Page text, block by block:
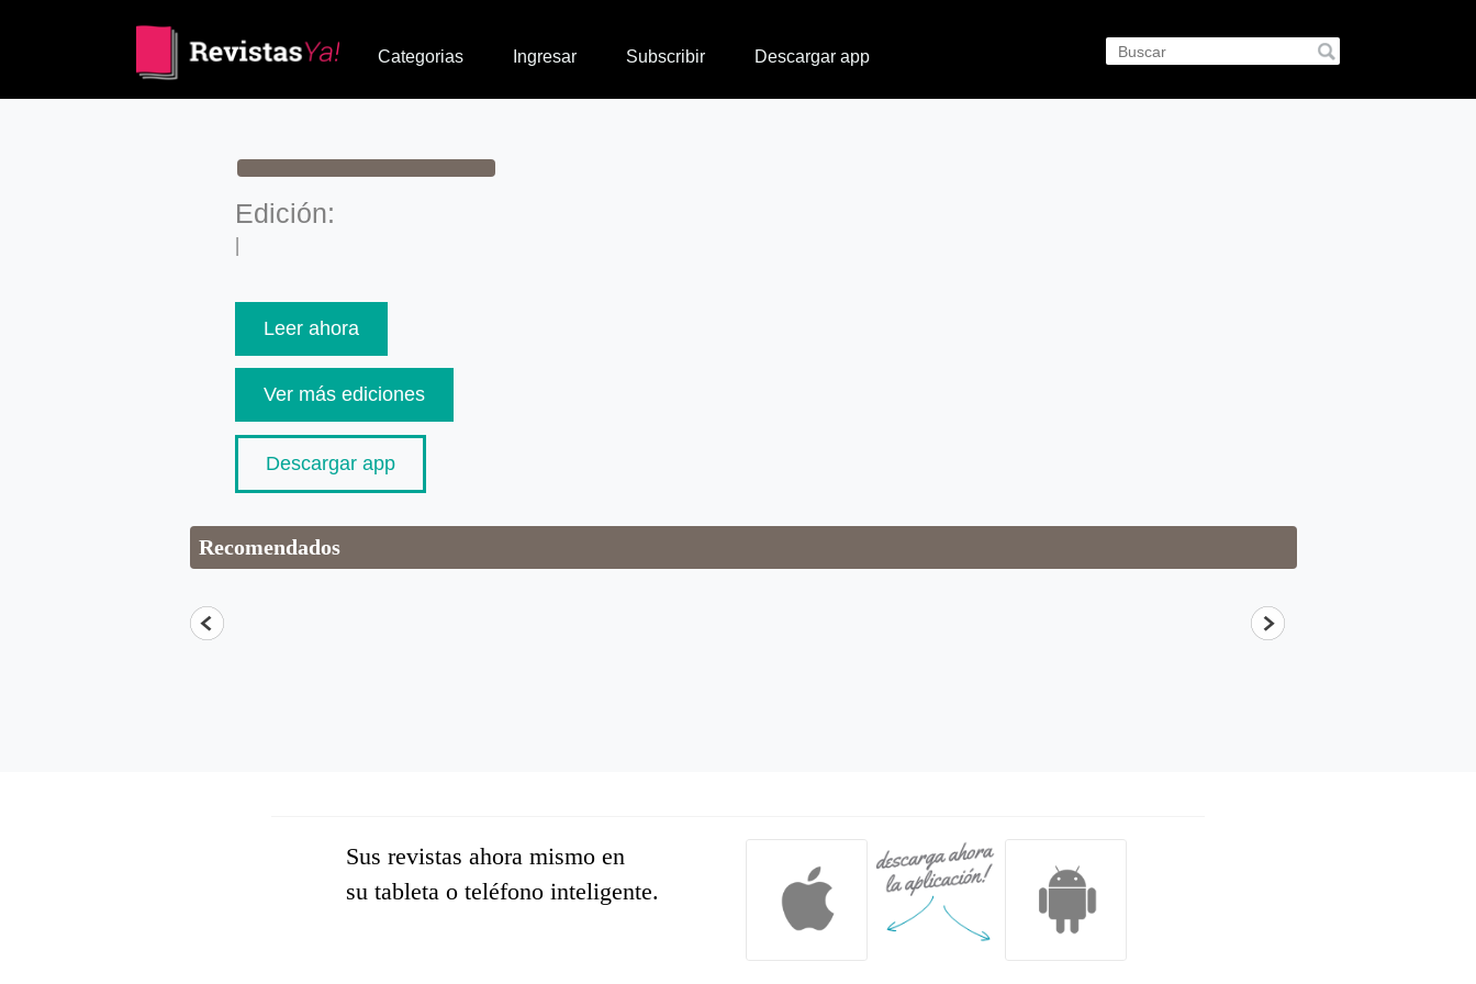
Categorias Ingresar Subscribir Descargar app
Edición:
|
Leer ahora
Ver más ediciones
Descargar app
Recomendados
Sus revistas ahora mismo en
su tableta o teléfono inteligente.